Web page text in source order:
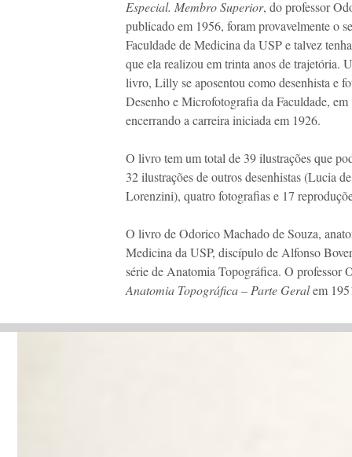
Especial. Membro Superior, do professor
publicado em 1956, foram provavelmente o
Faculdade de Medicina da USP e talvez
que ela realizou em trinta anos de trajetória.
livro, Lilly se aposentou como desenhista e
Desenho e Microfotografia da Faculdade,
encerrando a carreira iniciada em 1926.
O livro tem um total de 39 ilustrações que
32 ilustrações de outros desenhistas (Lucia
Lorenzini), quatro fotografias e 17
O livro de Odorico Machado de Souza,
Medicina da USP, discípulo de Alfonso
série de Anatomia Topográfica. O professor
Anatomia Topográfica – Parte Geralem